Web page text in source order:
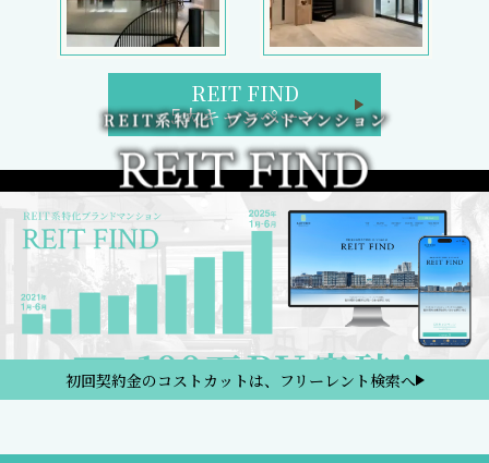
REIT FIND
5大キャンペーン
初回契約金のコストカットは、フリーレント検索へ